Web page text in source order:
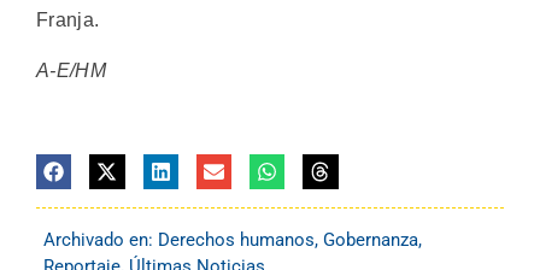
Franja.
A-E/HM
Archivado en: Derechos humanos, Gobernanza,